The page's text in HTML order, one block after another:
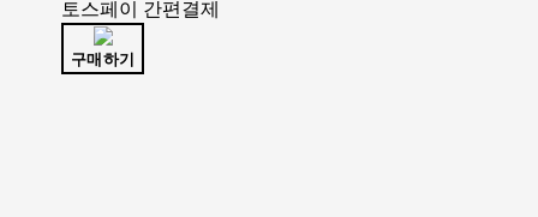
토스페이 간편결제
구매하기